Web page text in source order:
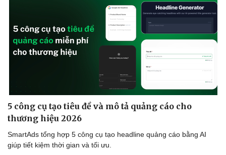
Ăn sạch sống khỏe
5 công cụ tạo tiêu đề và mô tả quảng cáo cho
thương hiệu 2026
SmartAds tổng hợp 5 công cụ tạo headline quảng cáo bằng AI
giúp tiết kiệm thời gian và tối ưu.